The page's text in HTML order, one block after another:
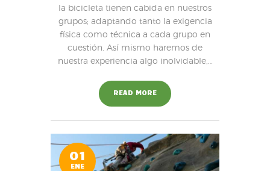
la bicicleta tienen cabida en nuestros
grupos; adaptando tanto la exigencia
física como técnica a cada grupo en
cuestión. Así mismo haremos de
nuestra experiencia algo inolvidable,…
READ MORE
01
ENE